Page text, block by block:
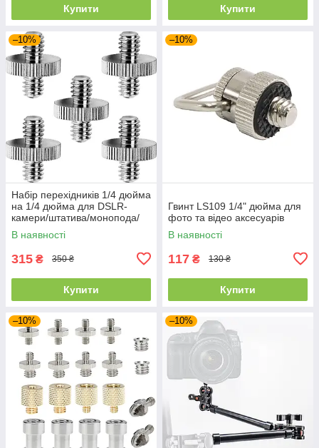
Купити Купити
–10%
Набір перехідників 1/4 дюйма
на 1/4 дюйма для DSLR-
камери/штатива/монопода/
кульової головки/спалаху
В наявності
315 ₴ 350 ₴
Купити
–10%
Гвинт LS109 1/4" дюйма для
фото та відео аксесуарів
В наявності
117 ₴ 130 ₴
Купити
–10% –10%